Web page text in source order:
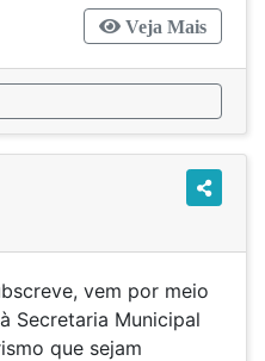
Veja Mais
vem por meio
Secretaria Municipal
que sejam